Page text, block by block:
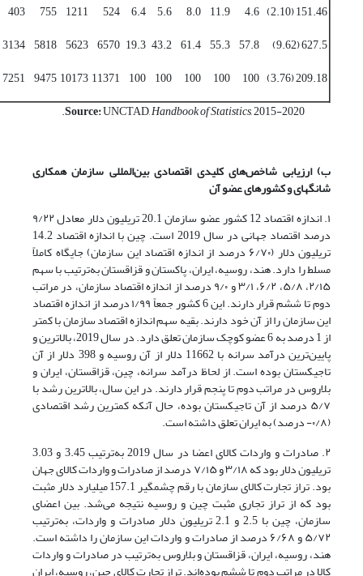
151.46 (2.10)
4.6
11.9
8.0
5.6
6.4
524
1211
755
403
627.5 (9.62)
57.8
55.3
61.4
43.2
19.3
6570
5623
5818
3134
209.18 (3.76)
100
100
100
100
100
11371
10173
9475
7251
Source:UNCTAD,Handbookof Statistics, 2015-2020.
ب) ارزیابی شاخص‌های کلیدی اقتصادی بین‌المللی سازمان همکاری
شانگهای و کشورهای عضو آن
۱. اندازه اقتصاد 12 کشور عضو سازمان
20.1 تریلیون دلار معادل ۹/۲۲
درصد اقتصاد جهانی در سال 2019 است. چین با اندازه اقتصاد 14.2
تریلیون دلار (۶/۷۰ درصد از اندازه اقتصاد این سازمان) جایگاه کاملاً
مسلط را دارد. هند، روسیه، ایران، پاکستان و قزاقستان به‌ترتیب با سهم
۲/۱۵، ۵/۸، ۶/۲، ۳/۱ و ۹/۰ درصد از اندازه اقتصاد سازمان، در مراتب
دوم تا ششم قرار دارند. این 6 کشور جمعاً ۱/۹۹ درصد از اندازه اقتصاد
این سازمان را از آن خود دارند. بقیه سهم اندازه اقتصاد سازمان با کمتر
از 1 درصد به 6 عضو کوچک سازمان تعلق دارد. در سال 2019، بالاترین و
پایین‌ترین درآمد سرانه با 11662 دلار از آن روسیه و 398 دلار از آن
تاجیکستان بوده است. از لحاظ درآمد سرانه، چین، قزاقستان، ایران و
بلاروس در مراتب دوم تا پنجم قرار دارند. در این سال، بالاترین رشد با
۵/۷ درصد از آن تاجیکستان بوده، حال‌ آنکه کمترین رشد اقتصادی
(۰/۸- درصد) به ایران تعلق داشته است.
۲. صادرات و واردات کالای اعضا در سال 2019 به‌ترتیب 3.45 و 3.03
تریلیون دلار بود که ۳/۱۸ و ۷/۱۵ درصد از صادرات و واردات کالای جهان
بود. تراز تجارت کالای سازمان با رقم چشمگیر 157.1 میلیارد دلار مثبت
بود که از تراز تجاری مثبت چین و روسیه نتیجه می‌شد. بین اعضای
سازمان، چین با 2.5 و 2.1 تریلیون دلار صادرات و واردات، به‌ترتیب
۵/۷۲ و ۶/۶۸ درصد از صادرات و واردات این سازمان را داشته است.
هند، روسیه، ایران، قزاقستان و بلاروس به‌ترتیب در صادرات و واردات